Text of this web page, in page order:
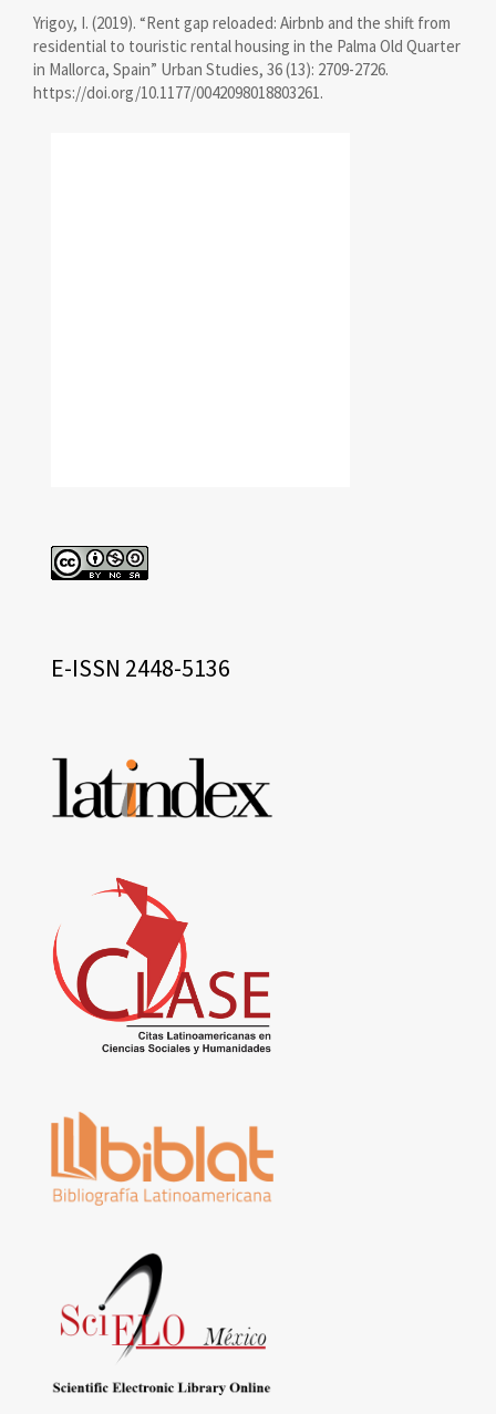
Yrigoy, I. (2019). “Rent gap reloaded: Airbnb and the shift from
residential to touristic rental housing in the Palma Old Quarter
in Mallorca, Spain” Urban Studies, 36 (13): 2709-2726.
https://doi.org/10.1177/0042098018803261.
cc
eissn
E-ISSN 2448-5136
Base
de
datos